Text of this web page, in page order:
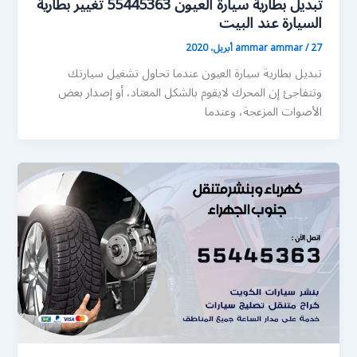
السيارة عند البيت
ammar ammar/27 أبريل، 2020
تبديل بطارية سيارة العيون عندما تحاول تشغيل سيارتك
وتتفاجئ إن المحرك لايقوم بالشكل المعتاد، أو إصدار بعض
الأصوات المزعجة، وعندما